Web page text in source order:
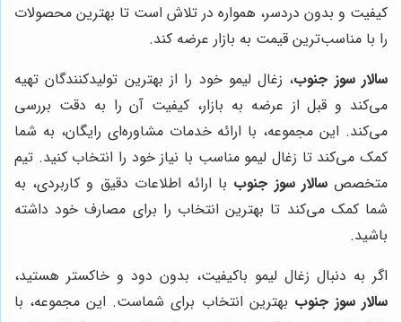
کیفیت و بدون دردسر، همواره در تلاش است تا بهترین محصولات
را با مناسب‌ترین قیمت به بازار عرضه کند.
سالار سوز جنوب، زغال لیمو خود را از بهترین تولیدکنندگان تهیه
می‌کند و قبل از عرضه به بازار، کیفیت آن را به دقت بررسی
می‌کند. این مجموعه، با ارائه خدمات مشاوره‌ای رایگان، به شما
کمک می‌کند تا زغال لیمو مناسب با نیاز خود را انتخاب کنید. تیم
متخصصسالار سوز جنوب با ارائه اطلاعات دقیق و کاربردی، به
شما کمک می‌کند تا بهترین انتخاب را برای مصارف خود داشته
باشید.
اگر به دنبال زغال لیمو باکیفیت، بدون دود و خاکستر هستید،
سالار سوز جنوب بهترین انتخاب برای شماست. این مجموعه، با